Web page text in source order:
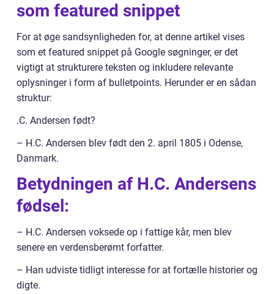
som featured snippet
For at øge sandsynligheden for, at denne artikel vises
som et featured snippet på Google søgninger, er det
vigtigt at strukturere teksten og inkludere relevante
oplysninger i form af bulletpoints. Herunder er en sådan
struktur:
.C. Andersen født?
– H.C. Andersen blev født den 2. april 1805 i Odense,
Danmark.
Betydningen af H.C. Andersens
fødsel:
– H.C. Andersen voksede op i fattige kår, men blev
senere en verdensberømt forfatter.
– Han udviste tidligt interesse for at fortælle historier og
digte.